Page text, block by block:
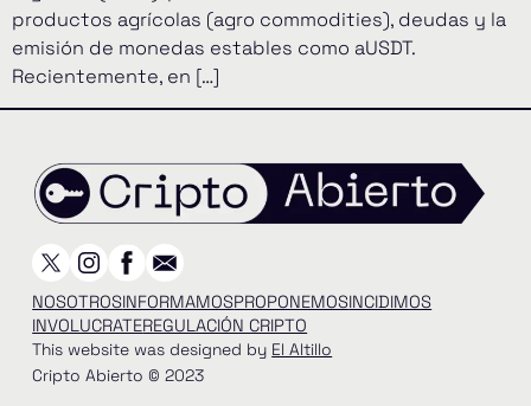
productos agrícolas (agro commodities), deudas y la
emisión de monedas estables como aUSDT.
Recientemente, en […]
NOSOTROSINFORMAMOSPROPONEMOSINCIDIMOS
INVOLUCRATEREGULACIÓN CRIPTO
This website was designed by El Altillo
Cripto Abierto © 2023